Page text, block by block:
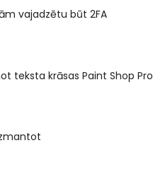
vajadzētu būt 2FA
teksta krāsas Paint Shop Pro